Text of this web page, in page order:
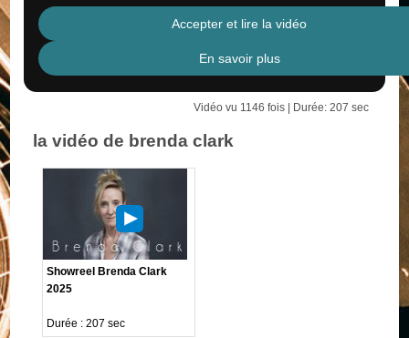
Accepter et lire la vidéo
En savoir plus
Vidéo vu 1146 fois | Durée: 207 sec
la vidéo de brenda clark
Showreel Brenda Clark
2025
Durée : 207 sec